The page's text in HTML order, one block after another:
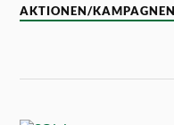
AKTIONEN/KAMPAGNEN